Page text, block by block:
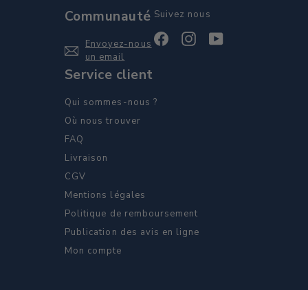
Communauté
Envoyez-nous
un email
Suivez nous
FacebookInstagram
Service client
Qui sommes-nous ?
Où nous trouver
FAQ
Livraison
CGV
Mentions légales
Politique de remboursement
Publication des avis en ligne
Mon compte